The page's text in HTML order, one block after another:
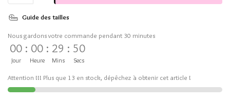
Guide des tailles
Nous gardons votre commande pendant 30 minutes
00
Jour
: 00
Heure
: 29
Mins
: 50
Secs
Attention !!! Plus que 13 en stock, dépêchez à obtenir cet article !